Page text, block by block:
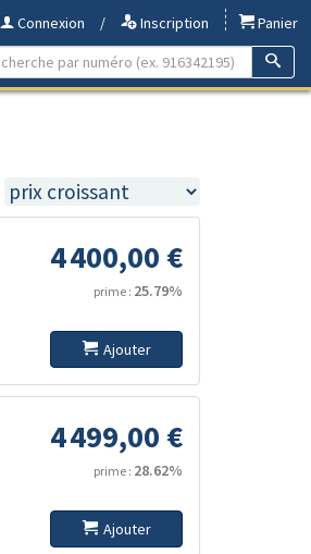
Connexion / Inscription
Panier
4 400,00 €
prime : 25.79%
Ajouter
4 499,00 €
prime : 28.62%
Ajouter